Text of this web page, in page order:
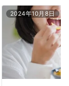
2024年10月8日